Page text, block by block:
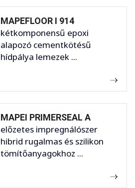
MAPEFLOOR I 914
kétkomponensű epoxi
alapozó cementkötésű
hídpálya lemezek ...
MAPEI PRIMERSEAL A
előzetes impregnálószer
hibrid rugalmas és szilikon
tömítőanyagokhoz ...